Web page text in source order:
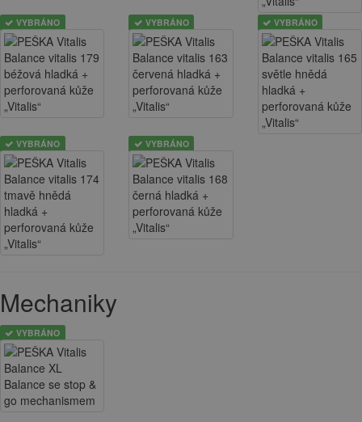
VYBRÁNO VYBRÁNO VYBRÁNO
VYBRÁNO VYBRÁNO
Mechaniky
VYBRÁNO